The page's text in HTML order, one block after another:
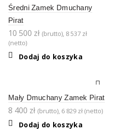
Średni Zamek Dmuchany
Pirat
10 500 zł (brutto), 8 537 zł
(netto)
Dodaj do koszyka
Mały Dmuchany Zamek Pirat
8 400 zł (brutto), 6 829 zł (netto)
Dodaj do koszyka